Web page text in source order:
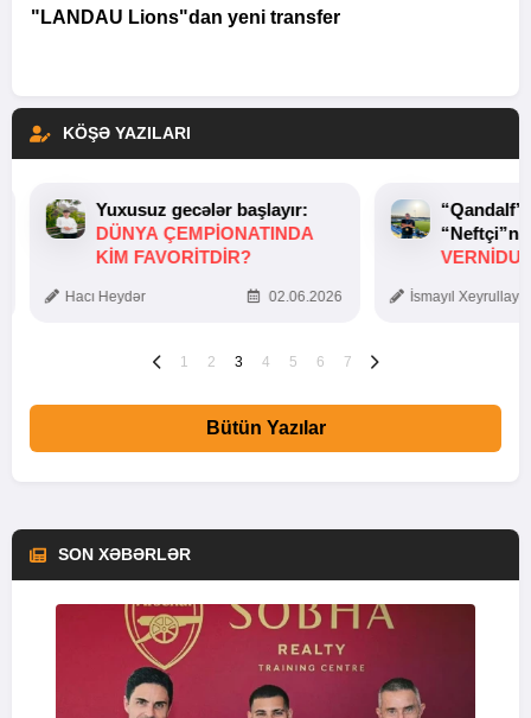
"LANDAU Lions"dan yeni transfer
KÖŞƏ YAZILARI
Yuxusuz gecələr başlayır:
DÜNYA ÇEMPIONATINDA
KIM FAVORITDIR?
Hacı Heydər 02.06.2026 İsmayıl
1 2 3 4 5 6 7
Bütün Yazılar
SON XƏBƏRLƏR